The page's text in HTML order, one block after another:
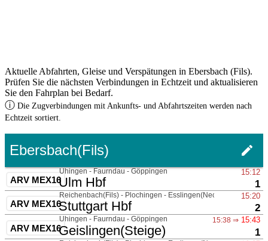
Aktuelle Abfahrten, Gleise und Verspätungen in Ebersbach (Fils).
Prüfen Sie die nächsten Verbindungen in Echtzeit und aktualisieren
Sie den Fahrplan bei Bedarf.
ⓘ Die Zugverbindungen mit Ankunfts- und Abfahrtszeiten werden nach
Echtzeit sortiert.